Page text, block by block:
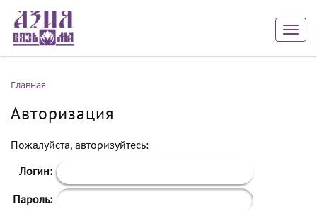
Главная
Авторизация
Пожалуйста, авторизуйтесь:
Логин:
Пароль: